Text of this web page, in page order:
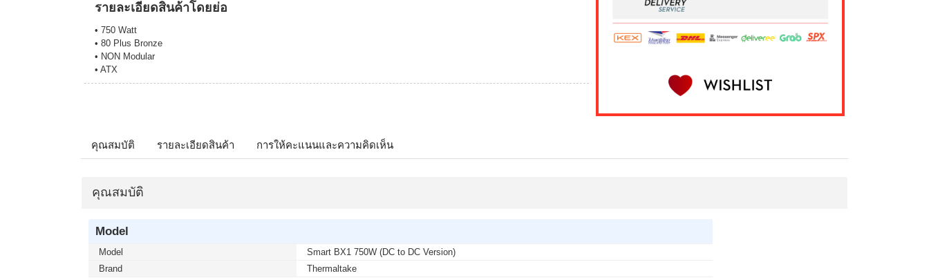
รายละเอียดสินค้าโดยย่อ
• 750 Watt
• 80 Plus Bronze
• NON Modular
• ATX
คุณสมบัติ รายละเอียดสินค้า การให้คะแนนและความคิดเห็น
คุณสมบัติ
Model
Model
Smart BX1 750W (DC to DC Version)
Brand
Thermaltake